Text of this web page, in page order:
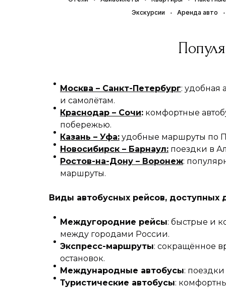
Экскурсии
Аренда авто
Москва – Санкт-Петербург: удобная
и самолётам.
Краснодар – Сочи: комфортные
побережью.
Казань – Уфа: удобные маршруты по
Новосибирск – Барнаул: поездки в
Ростов-на-Дону – Воронеж:
маршруты.
Виды автобусных рейсов, доступных
Междугородние рейсы: быстрые и
между городами России.
Экспресс-маршруты: сокращённое
остановок.
Международные автобусы:
Туристические автобусы: